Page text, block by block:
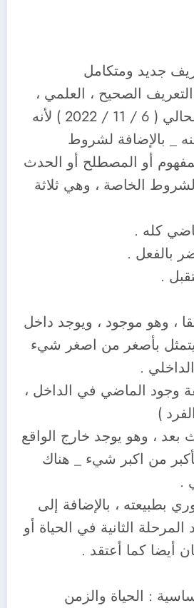
جديد ومتكامل
الصحيح ، العلمي ،
للواقع إلى يومنا الحالي ( 6 / 11 / 2022 ) لأنه
_ بالإضافة لشروط
أو المصطلح أو الحدث
الخاصة ، وهي ثلاثة
، وهو موجود ، ويوجد داخل
ويتمثل بأصغر من اصغر شيء
.
وجود الماضي في الداخل ،
)
بعد ، وهو يوجد خارج الواقع
بأكبر من اكبر شيء _ هناك
.
بطبيعته ، بالإضافة إلى
الثانية في الحياة أو
أيضا كما أعتقد .
: الحياة والزمن